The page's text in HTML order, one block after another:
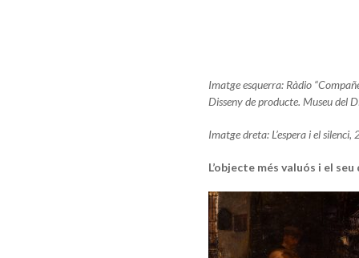
Imatge esquerra: Ràdio
Disseny de producte. Museu del
Imatge dreta: L’espera i el
L’objecte més valuós i el